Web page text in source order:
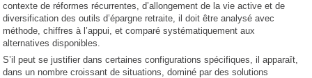
contexte de réformes récurrentes, d’allongement de la vie active et de
diversification des outils d’épargne retraite, il doit être analysé avec
méthode, chiffres à l’appui, et comparé systématiquement aux
alternatives disponibles.
S’il peut se justifier dans certaines configurations spécifiques, il apparaît,
dans un nombre croissant de situations, dominé par des solutions